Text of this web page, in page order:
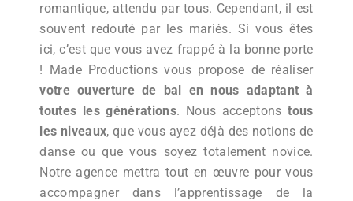
romantique, attendu par tous. Cependant, il est
souvent redouté par les mariés. Si vous êtes
ici, c’est que vous avez frappé à la bonne porte
! Made Productions vous propose de réaliser
votre ouverture de bal en nous adaptant à
toutes les générations. Nous acceptonstous
les niveaux, que vous ayez déjà des notions de
danse ou que vous soyez totalement novice.
Notre agence mettra tout en œuvre pour vous
accompagner dans l’apprentissage de la